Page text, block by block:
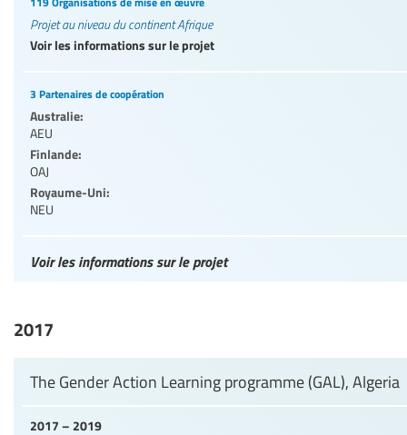
Projet au niveau du continent Afrique
Voir les informations sur le projet
3 Partenaires de coopération
Australie:
AEU
Finlande:
OAJ
Royaume-Uni:
NEU
Voir les informations sur le projet
2017
2017 – 2019
The Gender Action Learning programme (GAL), Algeria